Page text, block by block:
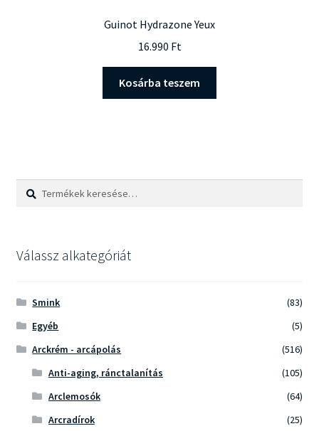
Guinot Hydrazone Yeux
16.990 Ft
Kosárba teszem
Keresés
Keresés
Válassz alkategóriát
Smink
(83)
Egyéb
(5)
Arckrém - arcápolás
(516)
Anti-aging, ránctalanítás
(105)
Arclemosók
(64)
Arcradírok
(25)